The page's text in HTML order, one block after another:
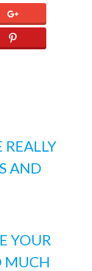
REALLY
AND
YOUR
MUCH